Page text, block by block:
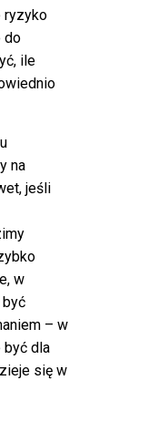
ryzyko
do
ile
na
jeśli
w
– w
być dla
się w